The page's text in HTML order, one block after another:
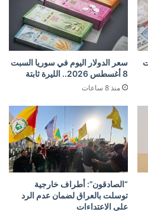
سعر الدولار اليوم في سوريا السبت
8 أغسطس 2026.. الليرة ثابتة
منذ 8 ساعات
“الصادقون”: أطراف خارجية
توسلت بالعراق لضمان عدم الرد
على الاعتداءات